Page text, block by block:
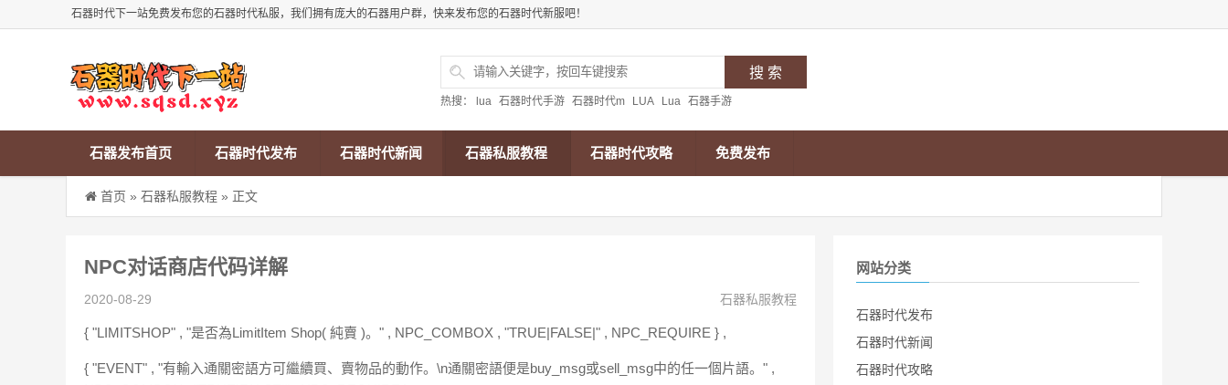
石器时代下一站免费发布您的石器时代私服，我们拥有庞大的石器用户群，快来发布您的石器时代新服吧！
热搜： lua 石器时代手游 石器时代m LUA Lua 石器手游
石器发布首页 石器时代发布 石器时代新闻 石器私服教程 石器时代攻略 免费发布
首页 » 石器私服教程 » 正文
NPC对话商店代码详解
2020-08-29 石器私服教程
{ "LIMITSHOP" , "是否為LimitItem Shop( 純賣 )。" , NPC_COMBOX , "TRUE|FALSE|" , NPC_REQUIRE } ,
{ "EVENT" , "有輸入通關密語方可繼續買、賣物品的動作。\n通關密語便是buy_msg或sell_msg中的任一個片語。" ,
网站分类
石器时代发布
石器时代新闻
石器时代攻略